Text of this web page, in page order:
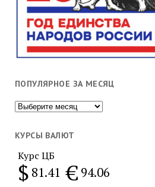
ПОПУЛЯРНОЕ ЗА МЕСЯЦ
Популярное
месяц
КУРСЫ ВАЛЮТ
Курс ЦБ
$ 81.41 € 94.06